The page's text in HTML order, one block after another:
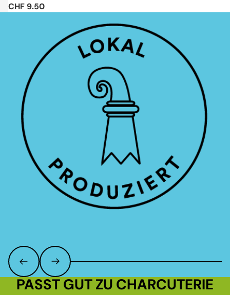
CHF 9.50
PASST GUT ZU CHARCUTERIE